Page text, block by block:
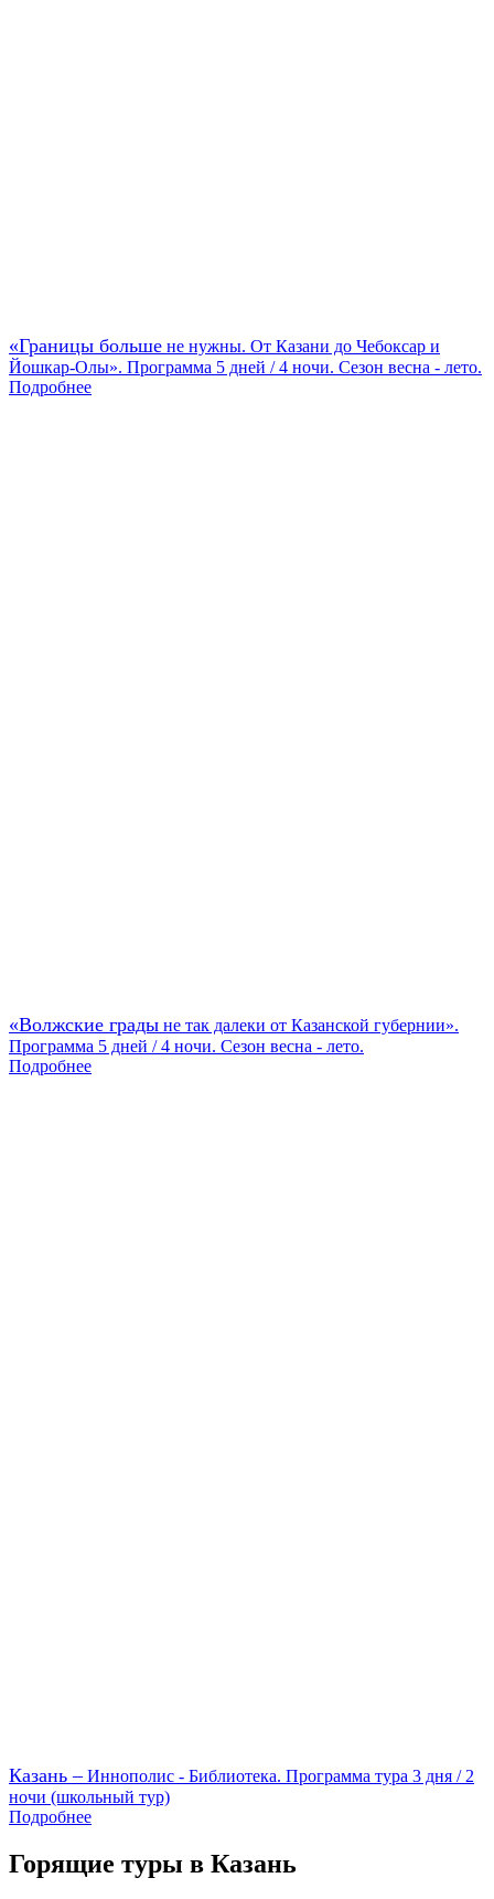
«Границы больше не нужны. От Казани до Чебоксар и
Йошкар-Олы». Программа 5 дней / 4 ночи. Сезон весна - лето.
Подробнее
«Волжские грады не так далеки от Казанской губернии».
Программа 5 дней / 4 ночи. Сезон весна - лето.
Подробнее
Казань –Иннополис - Библиотека. Программа тура 3 дня / 2
ночи (школьный тур)
Подробнее
Горящие туры в Казань